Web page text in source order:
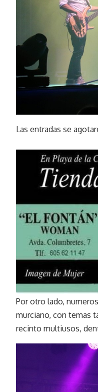
Las entradas se
Por otro lado,
murciano, con temas
recinto multiusos,